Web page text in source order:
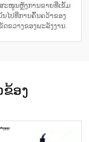
ະໜູນຫຼັງການຂາຍທີ່ເຂັ້ມ
ນໄປທີ່ການຄົ້ນຄວ້າຂອງ
ຂວາງຂອງພະລັງງານ.
ອງ